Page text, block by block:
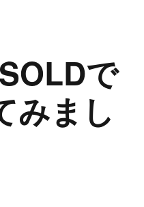
で
みまし